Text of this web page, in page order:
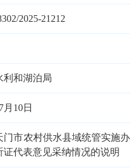
2025-21212
利和湖泊局
月10日
门市农村供水县域统管实施
证代表意见采纳情况的说明